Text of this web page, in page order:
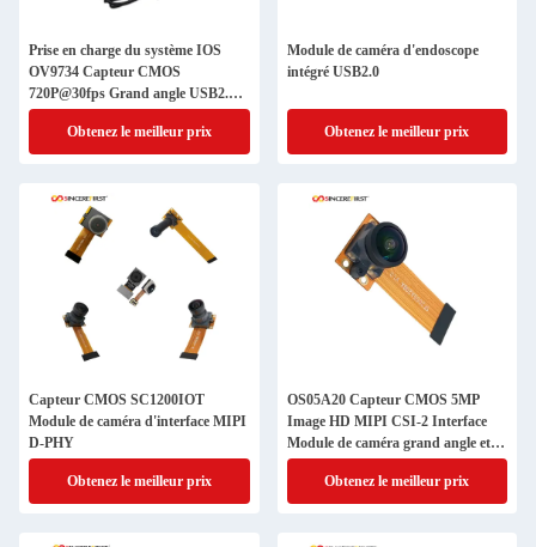
Prise en charge du système IOS
OV9734 Capteur CMOS
720P@30fps Grand angle USB2.0
Module de caméra Endoscope
séparéObtenez le meilleur prix
Module de caméra d'endoscope
intégré USB2.0
Obtenez le meilleur prix
Capteur CMOS SC1200IOT
Module de caméra d'interface MIPI
D-PHY
Obtenez le meilleur prix
OS05A20 Capteur CMOS 5MP
Image HD MIPI CSI-2 Interface
Module de caméra grand angle et
focalisation fixe
Obtenez le meilleur prix